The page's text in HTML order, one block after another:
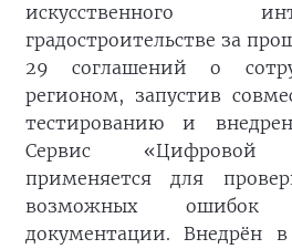
искусственного
градостроительстве за
29 соглашений о
регионом, запустив
тестированию и
Сервис «Цифровой
применяется для
возможных
документации. Внедрён